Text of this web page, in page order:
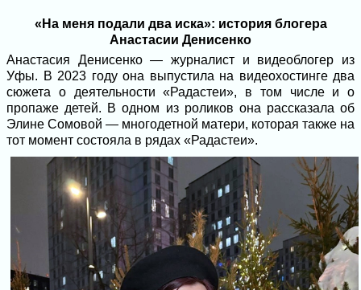
«На меня подали два иска»: история блогера
Анастасии Денисенко
Анастасия Денисенко — журналист и видеоблогер из
Уфы. В 2023 году она выпустила на видеохостинге два
сюжета о деятельности «Радастеи», в том числе и о
пропаже детей. В одном из роликов она рассказала об
Элине Сомовой — многодетной матери, которая также на
тот момент состояла в рядах «Радастеи».